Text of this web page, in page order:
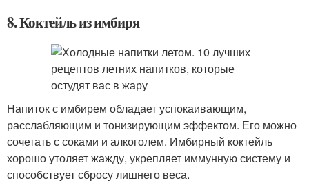
8. Коктейль из имбиря
Напиток с имбирем обладает успокаивающим,
расслабляющим и тонизирующим эффектом. Его можно
сочетать с соками и алкоголем. Имбирный коктейль
хорошо утоляет жажду, укрепляет иммунную систему и
способствует сбросу лишнего веса.